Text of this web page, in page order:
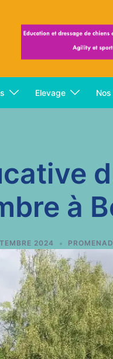
Elevage
à
2024